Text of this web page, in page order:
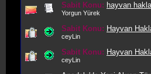
Sabit Konu: hayvan
Yorgun Yürek
Sabit Konu: Hayvan
ceyLin
Sabit Konu: Hayvan
ceyLin